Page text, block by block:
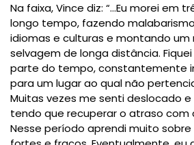
Na faixa, Vince diz: “...Eu morei em
longo tempo, fazendo
idiomas e culturas e montando
selvagem de longa distância.
parte do tempo, constantemente
para um lugar ao qual não
Muitas vezes me senti deslocado
tendo que recuperar o atraso com
Nesse período aprendi muito